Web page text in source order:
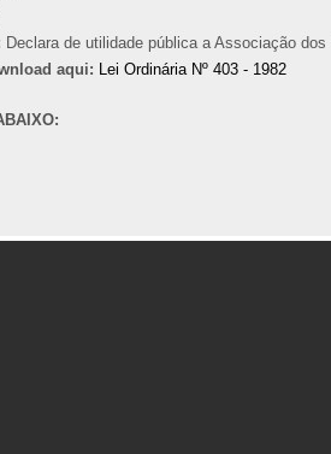
Declara de utilidade pública a Associação
aqui: Lei Ordinária Nº 403 - 1982